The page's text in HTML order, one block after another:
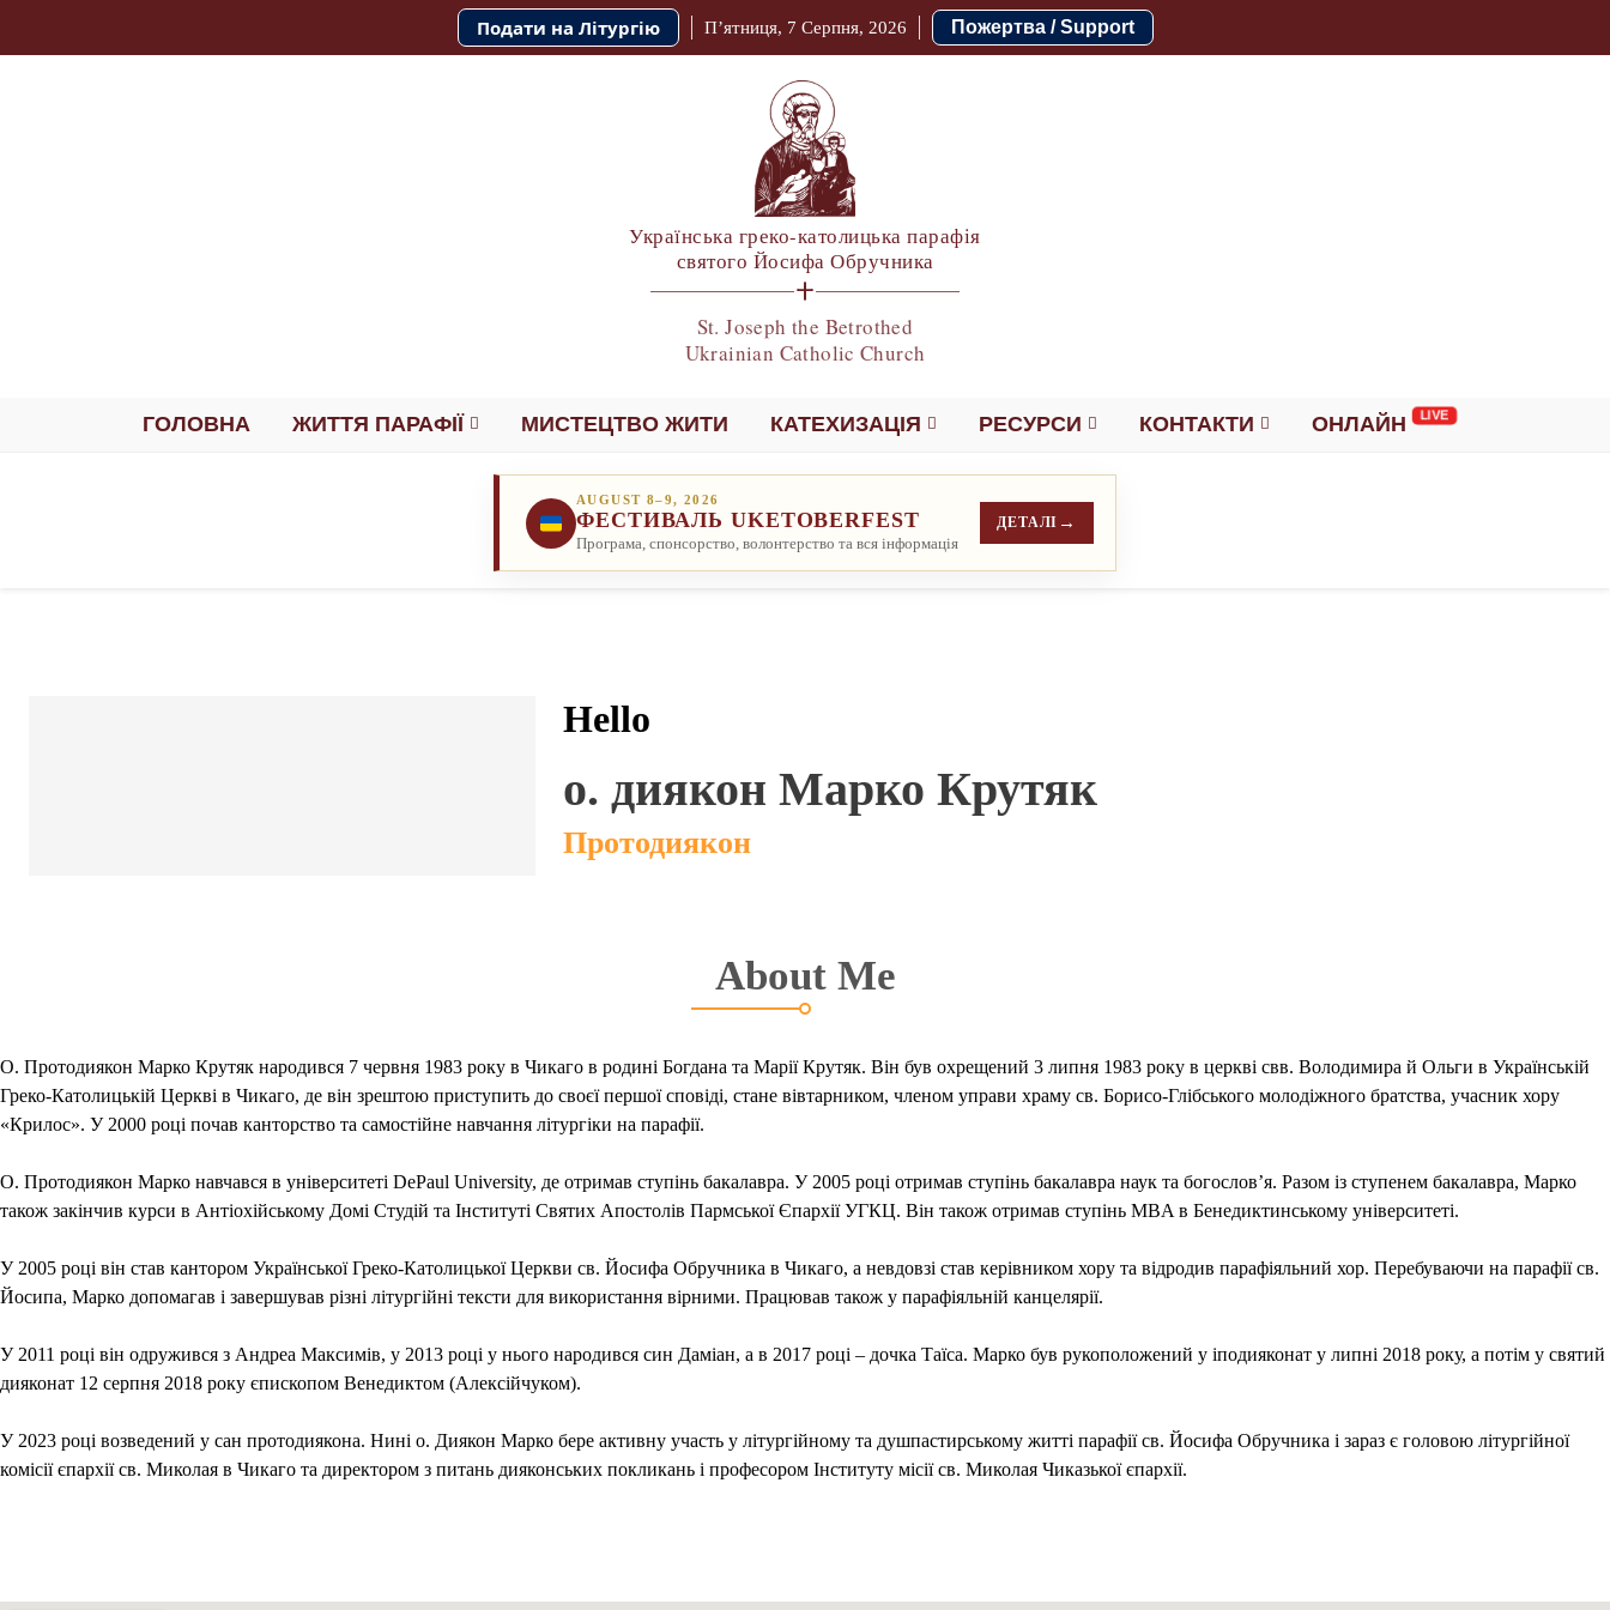
Подати на Літургію П’ятниця, 7 Серпня, 2026 Пожертва / Support
Українська греко-католицька парафія
святого Йосифа Обручника
St. Joseph the Betrothed
Ukrainian Catholic Church
ГОЛОВНА ЖИТТЯ ПАРАФІЇ МИСТЕЦТВО ЖИТИ КАТЕХИЗАЦІЯ РЕСУРСИ КОНТАКТИ ОНЛАЙН
AUGUST 8–9, 2026
ФЕСТИВАЛЬ UKETOBERFEST
Програма, спонсорство, волонтерство та вся інформація
ДЕТАЛІ →
Hello
о. диякон Марко Крутяк
Протодиякон
About Me
О. Протодиякон Марко Крутяк народився 7 червня 1983 року в Чикаго в родині Богдана та Марії Крутяк. Він був охрещений 3 липня 1983 року в церкві свв. Володимира й Ольги в Українській
Греко-Католицькій Церкві в Чикаго, де він зрештою приступить до своєї першої сповіді, стане вівтарником, членом управи храму св. Борисо-Глібського молодіжного братства, учасник хору
«Крилос». У 2000 році почав канторство та самостійне навчання літургіки на парафії.
О. Протодиякон Марко навчався в університеті DePaul University, де отримав ступінь бакалавра. У 2005 році отримав ступінь бакалавра наук та богослов’я. Разом із ступенем бакалавра, Марко
також закінчив курси в Антіохійському Домі Студій та Інституті Святих Апостолів Пармської Єпархії УГКЦ. Він також отримав ступінь MBA в Бенедиктинському університеті.
У 2005 році він став кантором Української Греко-Католицької Церкви св. Йосифа Обручника в Чикаго, а невдовзі став керівником хору та відродив парафіяльний хор. Перебуваючи на парафії св.
Йосипа, Марко допомагав і завершував різні літургійні тексти для використання вірними. Працював також у парафіяльній канцелярії.
У 2011 році він одружився з Андреа Максимів, у 2013 році у нього народився син Даміан, а в 2017 році – дочка Таїса. Марко був рукоположений у іподияконат у липні 2018 року, а потім у святий
дияконат 12 серпня 2018 року єпископом Венедиктом (Алексійчуком).
У 2023 році возведений у сан протодиякона. Нині о. Диякон Марко бере активну участь у літургійному та душпастирському житті парафії св. Йосифа Обручника і зараз є головою літургійної
комісії єпархії св. Миколая в Чикаго та директором з питань дияконських покликань і професором Інституту місії св. Миколая Чиказької єпархії.